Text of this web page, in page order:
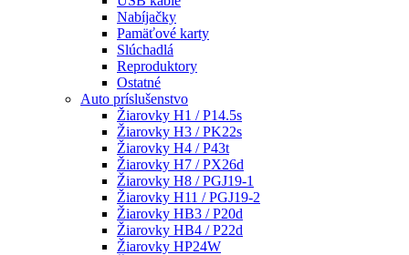
Nabíjačky
Pamäťové karty
Slúchadlá
Reproduktory
Ostatné
Auto príslušenstvo
Žiarovky H1 / P14.5s
Žiarovky H3 / PK22s
Žiarovky H4 / P43t
Žiarovky H7 / PX26d
Žiarovky H8 / PGJ19-1
Žiarovky H11 / PGJ19-2
Žiarovky HB3 / P20d
Žiarovky HB4 / P22d
Žiarovky HP24W